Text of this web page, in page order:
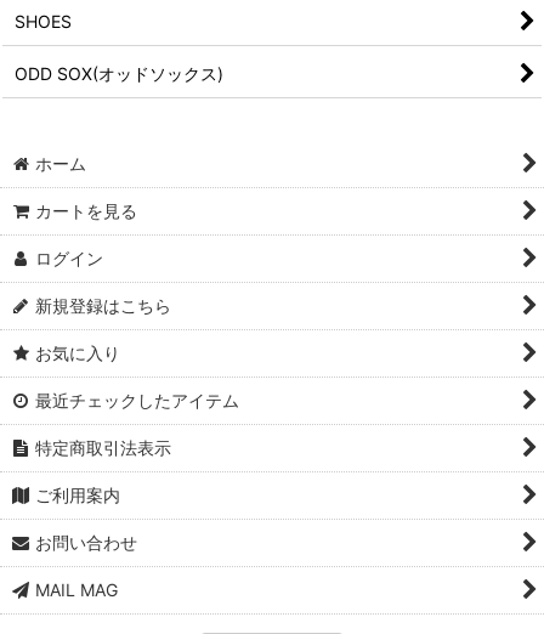
SHOES
ODD SOX(オッドソックス)
ホーム
カートを見る
ログイン
新規登録はこちら
お気に入り
最近チェックしたアイテム
特定商取引法表示
ご利用案内
お問い合わせ
MAIL MAG